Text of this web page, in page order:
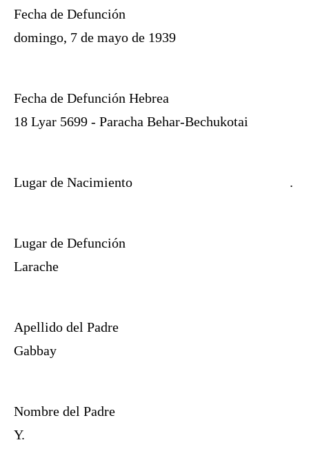
Fecha de Defunción
domingo, 7 de mayo de 1939
Fecha de Defunción Hebrea
18 Lyar 5699 - Paracha Behar-Bechukotai
Lugar de Nacimiento .
Lugar de Defunción
Larache
Apellido del Padre
Gabbay
Nombre del Padre
Y.